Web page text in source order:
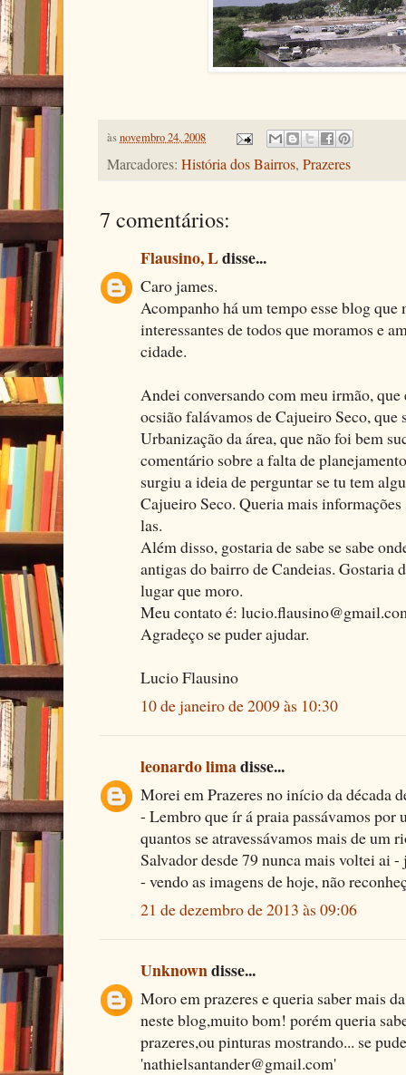
àsnovembro 24, 2008
Marcadores: História dos Bairros, Prazeres
7 comentários:
Flausino, Ldisse...
Caro james.
Acompanho há um tempo esse blog que
interessantes de todos que moramos e
cidade.
Andei conversando com meu irmão,
ocsião falávamos de Cajueiro Seco,
Urbanização da área, que não foi bem
comentário sobre a falta de
surgiu a ideia de perguntar se tu tem
Cajueiro Seco. Queria mais informações
las.
Além disso, gostaria de sabe se sabe
antigas do bairro de Candeias. Gostaria
lugar que moro.
Meu contato é:
Agradeço se puder ajudar.
Lucio Flausino
10 de janeiro de 2009 às 10:30
leonardo limadisse...
Morei em Prazeres no início da década
- Lembro que ír á praia passávamos por
quantos se atravessávamos mais de um
Salvador desde 79 nunca mais voltei ai
- vendo as imagens de hoje, não
21 de dezembro de 2013 às 09:06
Unknowndisse...
Moro em prazeres e queria saber mais
neste blog,muito bom! porém queria
prazeres,ou pinturas mostrando... se
'nathielsantander@gmail.com'